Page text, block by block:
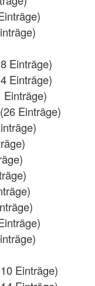
Einträge)
Einträge)
Einträge)
Einträge)
Einträge)